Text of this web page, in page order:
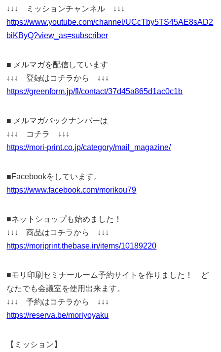
↓↓↓ ミッションチャンネル ↓↓↓
https://www.youtube.com/channel/UCcTby5TS45AE8sAD2
biKByQ?view_as=subscriber
■ メルマガを配信しています
↓↓↓ 登録はコチラから ↓↓↓
https://greenform.jp/fl/contact/37d45a865d1ac0c1b
■ メルマガバックナンバーは
↓↓↓ コチラ ↓↓↓
https://mori-print.co.jp/category/mail_magazine/
■Facebookをしています。
https://www.facebook.com/morikou79
■ネットショップも始めました！
↓↓↓ 商品はコチラから ↓↓↓
https://moriprint.thebase.in/items/10189220
■モリ印刷セミナールーム予約サイトを作りました！ ど
なたでも会議室を使用出来ます。
↓↓↓ 予約はコチラから ↓↓↓
https://reserva.be/moriyoyaku
【ミッション】